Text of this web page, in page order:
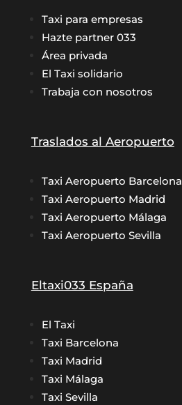
Taxi para empresas
Hazte partner 033
Área privada
El Taxi solidario
Trabaja con nosotros
Traslados al Aeropuerto
Taxi Aeropuerto Barcelona
Taxi Aeropuerto Madrid
Taxi Aeropuerto Málaga
Taxi Aeropuerto Sevilla
Eltaxi033 España
El Taxi
Taxi Barcelona
Taxi Madrid
Taxi Málaga
Taxi Sevilla